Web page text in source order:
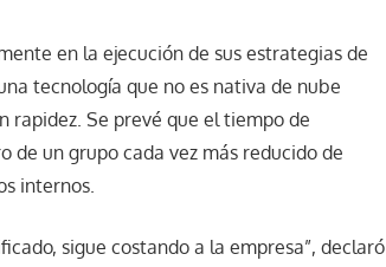
en la ejecución de sus estrategias de
tecnología que no es nativa de nube
rapidez. Se prevé que el tiempo de
un grupo cada vez más reducido de
internos.
sigue costando a la empresa”, declaró